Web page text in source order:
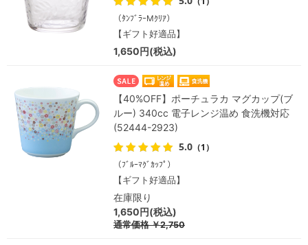
（ﾀﾝﾌﾞﾗｰMｸﾘｱ）
【ギフト好適品】
1,650円(税込)
【40%OFF】ポーチュラカ マグカップ(ブ
ルー) 340cc 電子レンジ温め 食洗機対応
(52444-2923)
5.0 （1）
（ﾌﾞﾙｰﾏｸﾞｶｯﾌﾟ）
【ギフト好適品】
在庫限り
1,650円(税込)
通常価格￥2,750